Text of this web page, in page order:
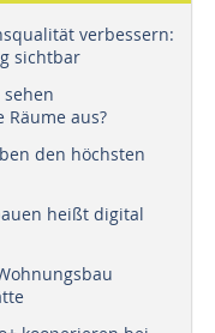
verbessern:
sichtbar
sehen
aus?
den höchsten
heißt digital